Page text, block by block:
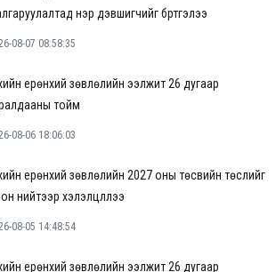
нэр дэвшигчийг бүртгэлээ
08-07 08:58:35
ерөнхий зөвлөлийн ээлжит 26 дугаар
тойм
08-06 18:06:03
ерөнхий зөвлөлийн 2027 оны төсвийн төслийг
нийтээр хэлэлцүүллээ
08-05 14:48:54
ерөнхий зөвлөлийн ээлжит 26 дугаар